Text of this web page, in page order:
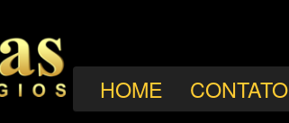
HOME CONTATO